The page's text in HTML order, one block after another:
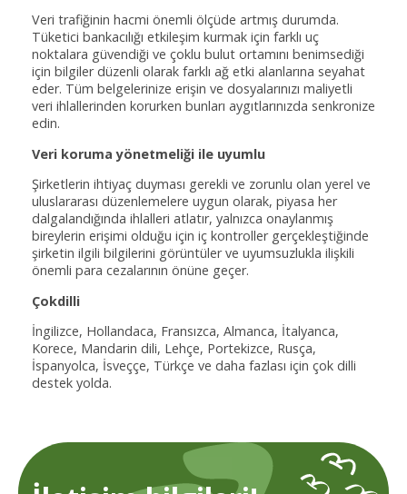
Veri trafiğinin hacmi önemli ölçüde artmış durumda.
Tüketici bankacılığı etkileşim kurmak için farklı uç
noktalara güvendiği ve çoklu bulut ortamını benimsediği
için bilgiler düzenli olarak farklı ağ etki alanlarına seyahat
eder. Tüm belgelerinize erişin ve dosyalarınızı maliyetli
veri ihlallerinden korurken bunları aygıtlarınızda senkronize
edin.
Veri koruma yönetmeliği ile uyumlu
Şirketlerin ihtiyaç duyması gerekli ve zorunlu olan yerel ve
uluslararası düzenlemelere uygun olarak, piyasa her
dalgalandığında ihlalleri atlatır, yalnızca onaylanmış
bireylerin erişimi olduğu için iç kontroller gerçekleştiğinde
şirketin ilgili bilgilerini görüntüler ve uyumsuzlukla ilişkili
önemli para cezalarının önüne geçer.
Çokdilli
İngilizce, Hollandaca, Fransızca, Almanca, İtalyanca,
Korece, Mandarin dili, Lehçe, Portekizce, Rusça,
İspanyolca, İsveççe, Türkçe ve daha fazlası için çok dilli
destek yolda.